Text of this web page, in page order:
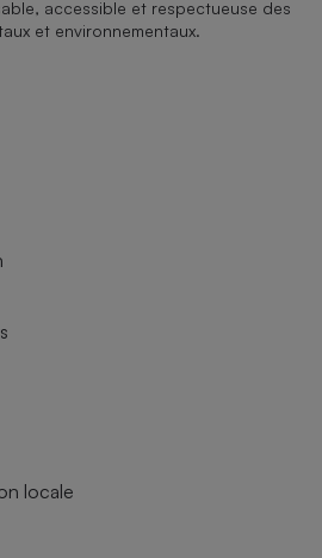
accessible et respectueuse des
et environnementaux.
locale